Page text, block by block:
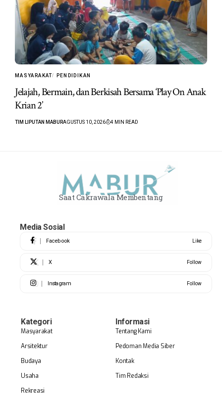
MASYARAKAT PENDIDIKAN
Jelajah, Bermain, dan Berkisah Bersama ‘Play On Anak
Krian 2’
TIM LIPUTAN MABURAGUSTUS 10, 2026 4 MIN READ
Saat Cakrawala Membentang
Media Sosial
Facebook Like
X Follow
Instagram Follow
Kategori
Masyarakat
Arsitektur
Budaya
Usaha
Rekreasi
Informasi
Tentang Kami
Pedoman Media Siber
Kontak
Tim Redaksi